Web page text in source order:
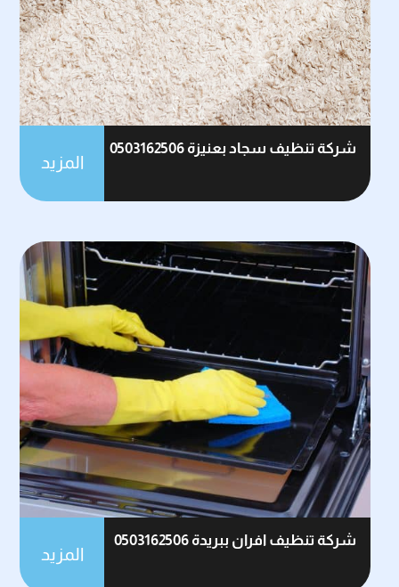
شركة تنظيف سجاد بعنيزة 0503162506
المزيد
شركة تنظيف افران ببريدة 0503162506
المزيد